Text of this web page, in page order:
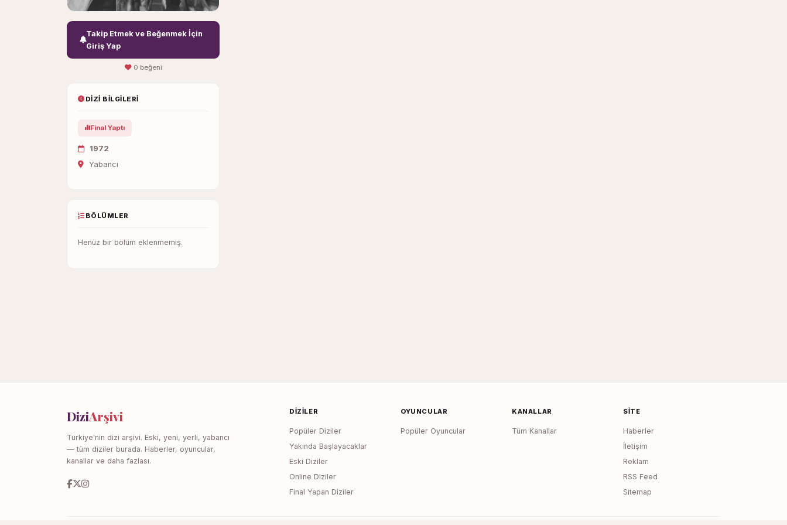
Takip Etmek ve Beğenmek İçin
Giriş Yap
0 beğeni
DIZI BILGILERI
Final Yaptı
1972
Yabancı
BÖLÜMLER
Henüz bir bölüm eklenmemiş.
DiziArşivi
Türkiye'nin dizi arşivi. Eski, yeni, yerli, yabancı
— tüm diziler burada. Haberler, oyuncular,
kanallar ve daha fazlası.
DIZILER
Popüler Diziler
Yakında Başlayacaklar
Eski Diziler
Online Diziler
Final Yapan Diziler
OYUNCULAR
Popüler Oyuncular
KANALLAR
Tüm Kanallar
SITE
Haberler
İletişim
Reklam
RSS Feed
Sitemap